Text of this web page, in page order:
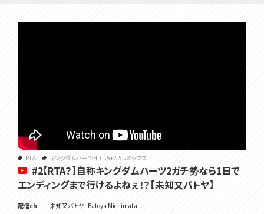
RTA キングダムハーツHD1.5+2.5リミックス
#2【RTA？】自称キングダムハーツ2ガチ勢なら1日で
エンディングまで行けるよねぇ！？【未知又バトヤ】
配信ch 未知又バトヤ - Batoya Michimata -